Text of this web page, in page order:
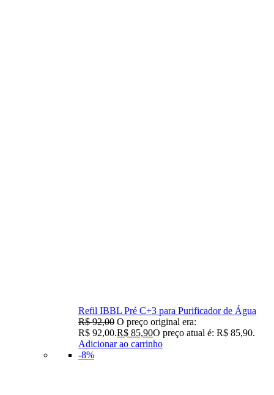
Refil IBBL Pré C+3 para Purificador de Água
R$92,00 O preço original era:
R$ 92,00.R$ 85,90O preço atual é: R$ 85,90.
Adicionar ao carrinho
-8%